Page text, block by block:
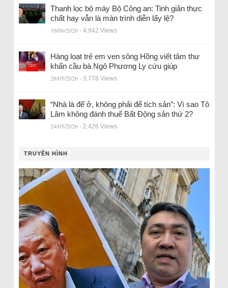
Thanh lọc bộ máy Bộ Công an: Tinh giản thực
chất hay vẫn là màn trình diễn lấy lệ?
16/06/2026 - 4.942 Views
Hàng loạt trẻ em ven sông Hồng viết tâm thư
khẩn cầu bà Ngô Phương Ly cứu giúp
28/05/2026 - 3.778 Views
“Nhà là để ở, không phải để tích sản”: Vì sao Tô
Lâm không đánh thuế Bất Động sản thứ 2?
24/05/2026 - 2.426 Views
TRUYỀN HÌNH